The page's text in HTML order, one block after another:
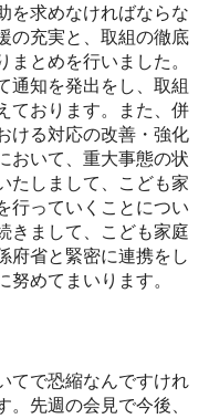
を求めなければならな
の充実と、取組の徹底
まとめを行いました。
通知を発出をし、取組
ております。また、併
ける対応の改善・強化
おいて、重大事態の状
たしまして、こども家
行っていくことについ
きまして、こども家庭
府省と緊密に連携をし
めてまいります。
てで恐縮なんですけれ
。先週の会見で今後、